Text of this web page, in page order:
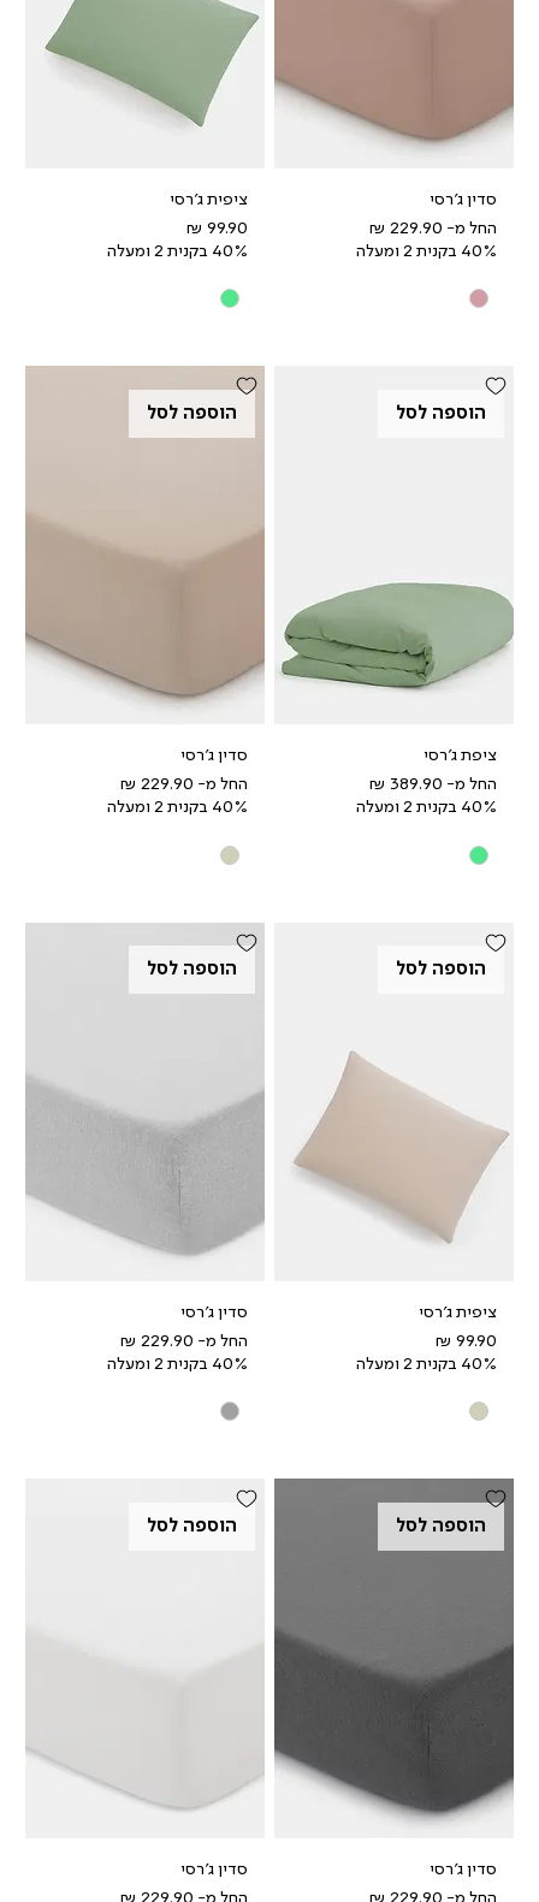
סדין ג'רסי
החל מ-
מחיר מבצע
40% בקנית 2 ומעלה
ציפית ג'רסי
מחיר
40% בקנית 2 ומעלה
הוספה לסל
ציפת ג'רסי
החל מ-
מחיר מבצע
40% בקנית 2 ומעלה
הוספה לסל
סדין ג'רסי
החל מ-
מחיר מבצע
40% בקנית 2 ומעלה
הוספה לסל
ציפית ג'רסי
מחיר
40% בקנית 2 ומעלה
הוספה לסל
סדין ג'רסי
החל מ-
מחיר מבצע
40% בקנית 2 ומעלה
הוספה לסל
סדין ג'רסי
החל מ-
מחיר מבצע
הוספה לסל
סדין ג'רסי
החל מ-
מחיר מבצע